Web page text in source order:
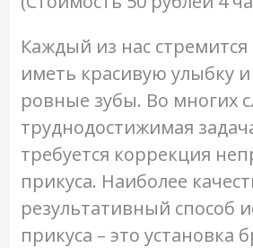
Каждый из нас
иметь красивую улыбку
ровные зубы. Во многих
труднодостижимая
требуется коррекция
прикуса. Наиболее
результативный способ
прикуса – это установка